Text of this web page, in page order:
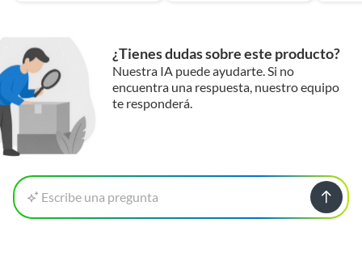
¿Tienes dudas sobre este producto?
Nuestra IA puede ayudarte. Si no
encuentra una respuesta, nuestro equipo
te responderá.
Escribe una pregunta